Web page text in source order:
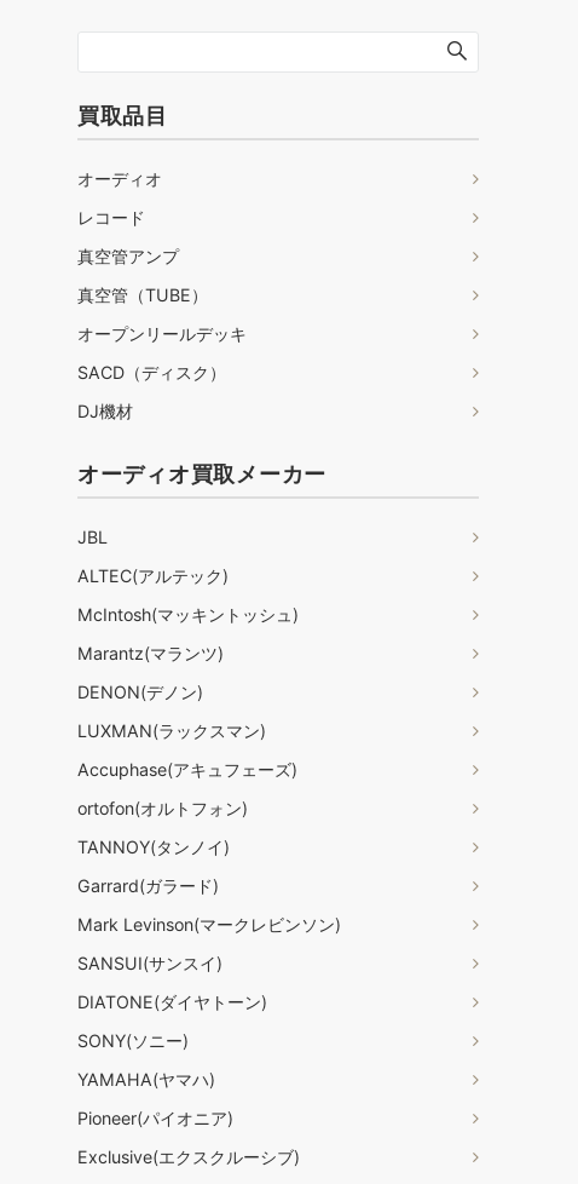
買取品目
オーディオ
レコード
真空管アンプ
真空管（TUBE）
オープンリールデッキ
SACD（ディスク）
DJ機材
オーディオ買取メーカー
JBL
ALTEC(アルテック)
McIntosh(マッキントッシュ)
Marantz(マランツ)
DENON(デノン)
LUXMAN(ラックスマン)
Accuphase(アキュフェーズ)
ortofon(オルトフォン)
TANNOY(タンノイ)
Garrard(ガラード)
Mark Levinson(マークレビンソン)
SANSUI(サンスイ)
DIATONE(ダイヤトーン)
SONY(ソニー)
YAMAHA(ヤマハ)
Pioneer(パイオニア)
Exclusive(エクスクルーシブ)